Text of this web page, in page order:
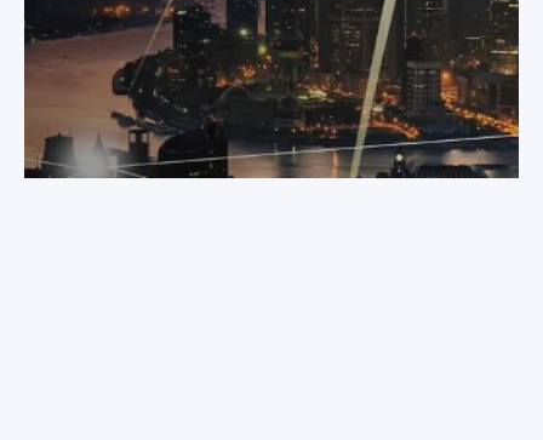
Terbaik : Jaringan Penjualan
Terpercaya di Hampir Seluruh Wilayah
Indonesia